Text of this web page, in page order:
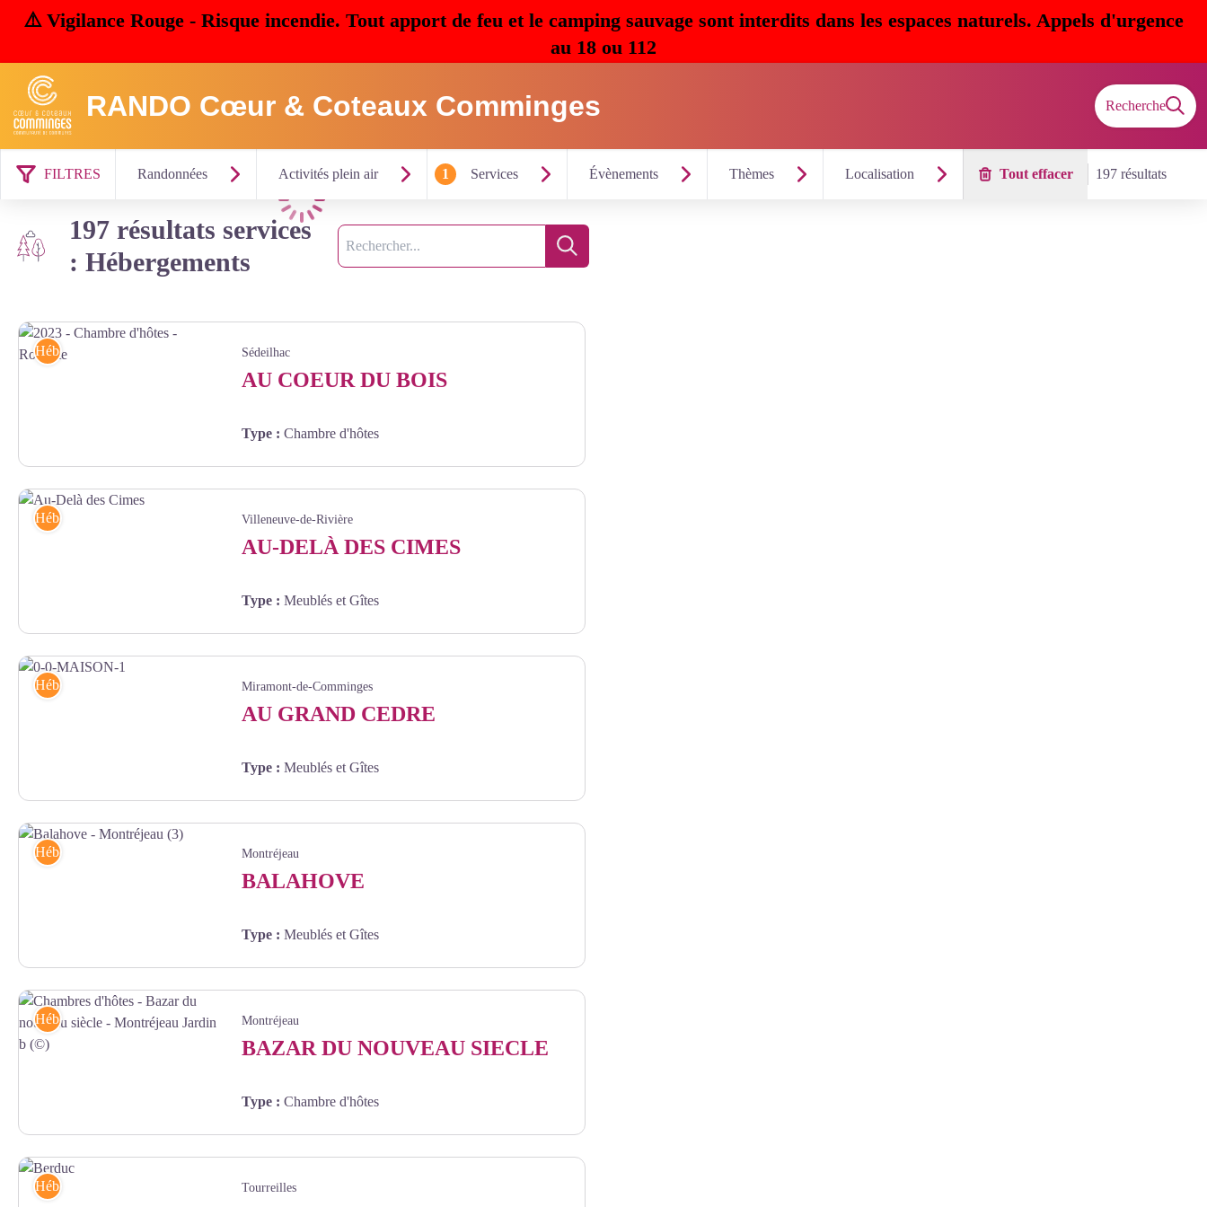
⚠️ Vigilance Rouge - Risque incendie. Tout apport de feu et le camping sauvage sont interdits dans les espaces naturels. Appels d'urgence
au 18 ou 112
RANDO Cœur & Coteaux Comminges Recherche
FILTRES Randonnées Activités plein air 1 Services Évènements Thèmes Localisation Tout effacer 197 résultats
197 résultats services
: Hébergements
Recherche
Recherche
Hébergements Sédeilhac
AU COEUR DU BOIS
Type : Chambre d'hôtes
Hébergements Villeneuve-de-Rivière
AU-DELÀ DES CIMES
Type : Meublés et Gîtes
Hébergements Miramont-de-Comminges
AU GRAND CEDRE
Type : Meublés et Gîtes
Hébergements Montréjeau
BALAHOVE
Type : Meublés et Gîtes
Hébergements Montréjeau
BAZAR DU NOUVEAU SIECLE
Type : Chambre d'hôtes
Hébergements Tourreilles
Chargement